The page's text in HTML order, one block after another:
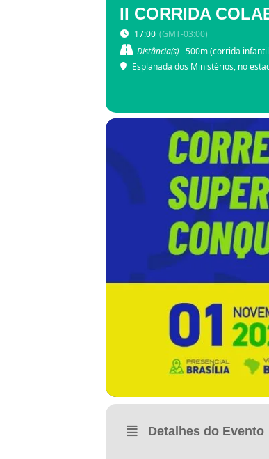
II CORRIDA
17:00 (GMT-03:00)
Distância(s) 500m (corrida
Esplanada dos Ministérios, no
Detalhes do Evento